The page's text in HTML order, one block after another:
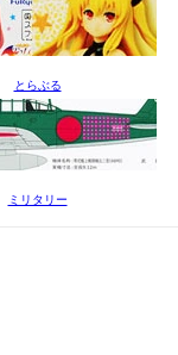
とらぶる
ミリタリー